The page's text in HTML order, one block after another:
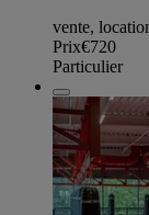
vente,
Prix€720
Particulier